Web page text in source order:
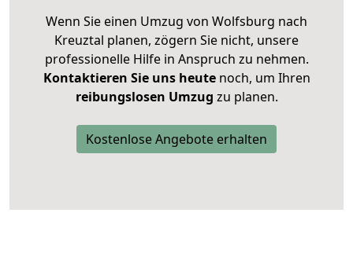
Wenn Sie einen Umzug von Wolfsburg nach
Kreuztal planen, zögern Sie nicht, unsere
professionelle Hilfe in Anspruch zu nehmen.
Kontaktieren Sie uns heutenoch, um Ihren
reibungslosen Umzug zu planen.
Kostenlose Angebote erhalten